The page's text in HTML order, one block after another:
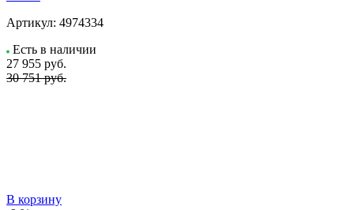
Артикул: 4974334
Есть в наличии
27 955 руб.
30 751 руб.
В корзину